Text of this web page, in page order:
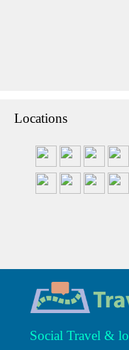
Locations
Social Travel &